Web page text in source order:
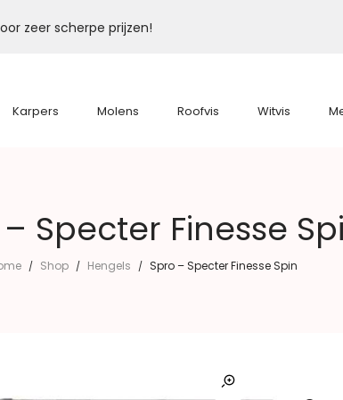
zeer scherpe prijzen!
Karpers Molens Roofvis Witvis
Specter Finesse
/ Shop / Hengels / Spro – Specter Finesse Spin